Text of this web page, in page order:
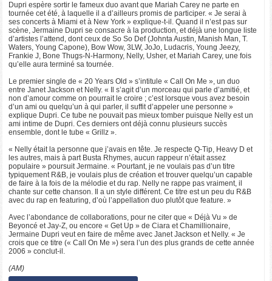
Dupri espère sortir le fameux duo avant que Mariah Carey ne parte en
tournée cet été, à laquelle il a d’ailleurs promis de participer. « Je serai à
ses concerts à Miami et à New York » explique-t-il. Quand il n’est pas sur
scène, Jermaine Dupri se consacre à la production, et déjà une longue liste
d’artistes l’attend, dont ceux de So So Def (Johnta Austin, Manish Man, T.
Waters, Young Capone), Bow Wow, 3LW, JoJo, Ludacris, Young Jeezy,
Frankie J, Bone Thugs-N-Harmony, Nelly, Usher, et Mariah Carey, une fois
qu’elle aura terminé sa tournée.
Le premier single de « 20 Years Old » s’intitule « Call On Me », un duo
entre Janet Jackson et Nelly. « Il s’agit d’un morceau qui parle d’amitié, et
non d’amour comme on pourrait le croire ; c’est lorsque vous avez besoin
d’un ami ou quelqu’un à qui parler, il suffit d’appeler une personne »
explique Dupri. Ce tube ne pouvait pas mieux tomber puisque Nelly est un
ami intime de Dupri. Ces derniers ont déjà connu plusieurs succès
ensemble, dont le tube « Grillz ».
« Nelly était la personne que j’avais en tête. Je respecte Q-Tip, Heavy D et
les autres, mais à part Busta Rhymes, aucun rappeur n’était assez
populaire » poursuit Jermaine. « Pourtant, je ne voulais pas d’un titre
typiquement R&B, je voulais plus de création et trouver quelqu’un capable
de faire à la fois de la mélodie et du rap. Nelly ne rappe pas vraiment, il
chante sur cette chanson. Il a un style différent. Ce titre est un peu du R&B
avec du rap en featuring, d’où l’appellation duo plutôt que feature. »
Avec l’abondance de collaborations, pour ne citer que « Déjà Vu » de
Beyoncé et Jay-Z, ou encore « Get Up » de Ciara et Chamillionaire,
Jermaine Dupri veut en faire de même avec Janet Jackson et Nelly. « Je
crois que ce titre (« Call On Me ») sera l’un des plus grands de cette année
2006 » conclut-il.
(AM)